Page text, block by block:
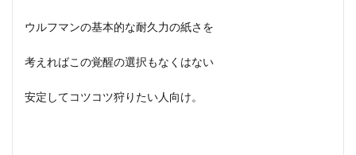
ウルフマンの基本的な耐久力の紙さを
考えればこの覚醒の選択もなくはない
安定してコツコツ狩りたい人向け。